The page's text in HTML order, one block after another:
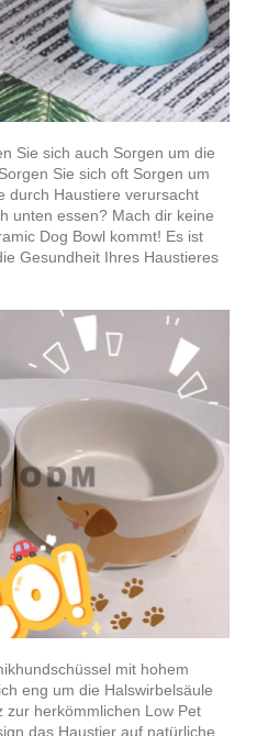
Sie sich auch Sorgen um die
Sie sich oft Sorgen um
durch Haustiere verursacht
unten essen? Mach dir keine
Dog Bowl kommt! Es ist
Gesundheit Ihres Haustieres
mit hohem
eng um die Halswirbelsäule
zur herkömmlichen Low Pet
das Haustier auf natürliche